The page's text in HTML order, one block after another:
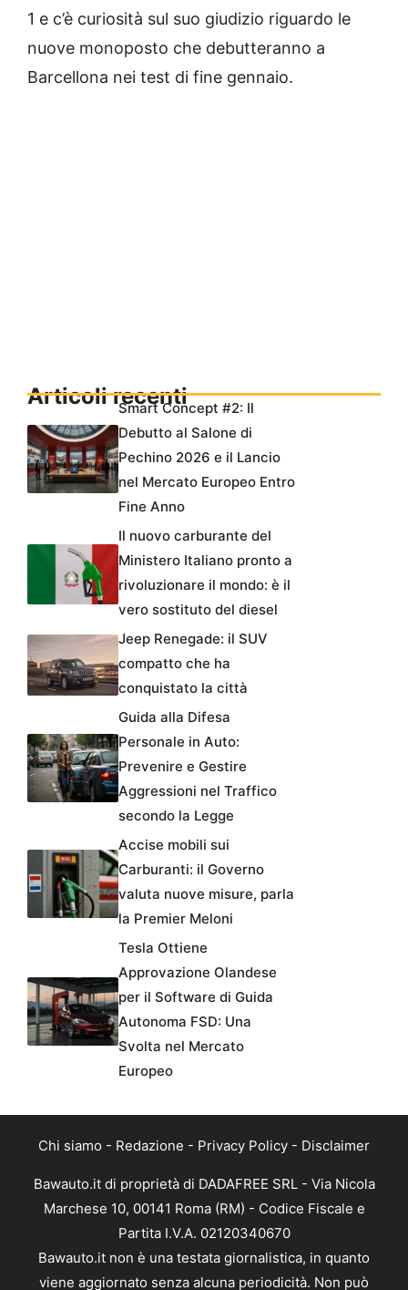
1 e c’è curiosità sul suo giudizio riguardo le
nuove monoposto che debutteranno a
Barcellona nei test di fine gennaio.
Articoli recentiSmart Concept #2: Il
Debutto al Salone di
Pechino 2026 e il Lancio
nel Mercato Europeo Entro
Fine Anno
Il nuovo carburante del
Ministero Italiano pronto a
rivoluzionare il mondo: è il
vero sostituto del diesel
Jeep Renegade: il SUV
compatto che ha
conquistato la città
Guida alla Difesa
Personale in Auto:
Prevenire e Gestire
Aggressioni nel Traffico
secondo la Legge
Accise mobili sui
Carburanti: il Governo
valuta nuove misure, parla
la Premier Meloni
Tesla Ottiene
Approvazione Olandese
per il Software di Guida
Autonoma FSD: Una
Svolta nel Mercato
Europeo
Chi siamo - Redazione - Privacy Policy - Disclaimer
Bawauto.it di proprietà di DADAFREE SRL - Via Nicola
Marchese 10, 00141 Roma (RM) - Codice Fiscale e
Partita I.V.A. 02120340670
Bawauto.it non è una testata giornalistica, in quanto
viene aggiornato senza alcuna periodicità. Non può